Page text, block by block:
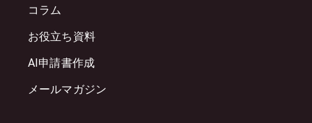
コラム
お役立ち資料
AI申請書作成
メールマガジン